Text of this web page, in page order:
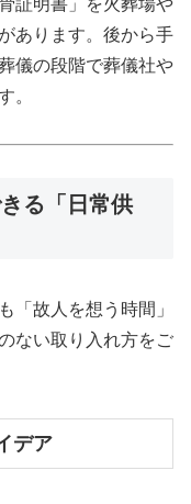
証明書」を火葬場や
あります。後から手
儀の段階で葬儀社や
。
る「日常供
「故人を想う時間」
ない取り入れ方をご
デア